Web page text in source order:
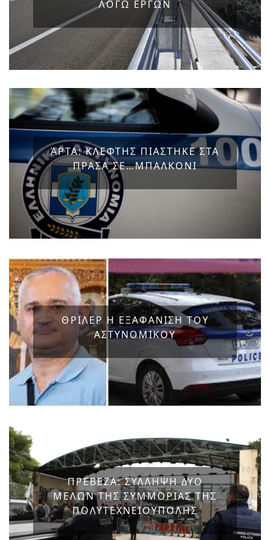
ΛΟΓΩ ΕΡΓΩΝ
ΆΡΤΑ: ΚΛΕΦΤΗΣ ΠΙΑΣΤΗΚΕ ΣΤΑ
ΠΡΑΣΑ ΣΕ…ΜΠΑΛΚΟΝΙ
ΘΡΙΛΕΡ Η ΕΞΑΦΑΝΙΣΗ ΤΟΥ
ΑΣΤΥΝΟΜΙΚΟΥ
ΠΡΕΒΕΖΑ: ΣΥΛΛΗΨΗ ΔΥΟ
ΜΕΛΩΝ ΤΗΣ ΣΥΜΜΟΡΙΑΣ ΤΗΣ
ΠΟΛΥΤΕΧΝΕΙΟΥΠΟΛΗΣ